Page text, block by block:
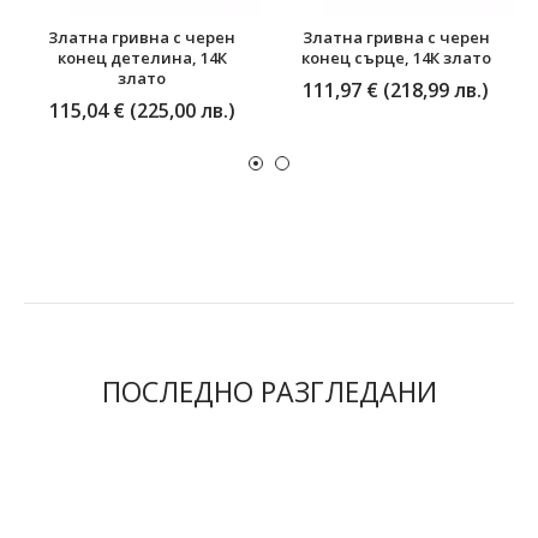
Златна гривна с черен
конец детелина, 14К
злато
115,04 € (225,00 лв.)
Златна гривна с черен
конец сърце, 14К злато
111,97 € (218,99 лв.)
ПОСЛЕДНО РАЗГЛЕДАНИ